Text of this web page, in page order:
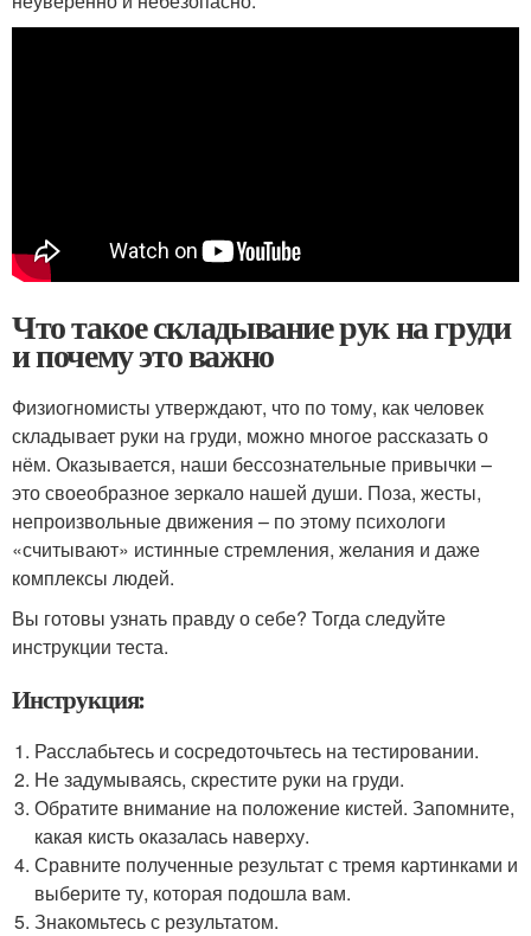
Что такое складывание рук на груди
и почему это важно
Физиогномисты утверждают, что по тому, как человек
складывает руки на груди, можно многое рассказать о
нём. Оказывается, наши бессознательные привычки –
это своеобразное зеркало нашей души. Поза, жесты,
непроизвольные движения – по этому психологи
«считывают» истинные стремления, желания и даже
комплексы людей.
Вы готовы узнать правду о себе? Тогда следуйте
инструкции теста.
Инструкция:
Расслабьтесь и сосредоточьтесь на тестировании.
Не задумываясь, скрестите руки на груди.
Обратите внимание на положение кистей. Запомните,
какая кисть оказалась наверху.
Сравните полученные результат с тремя картинками и
выберите ту, которая подошла вам.
Знакомьтесь с результатом.